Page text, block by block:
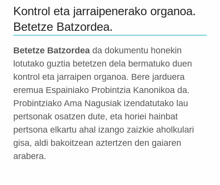
Kontrol eta jarraipenerako organoa.
Betetze Batzordea.
Betetze Batzordeada dokumentu honekin
lotutako guztia betetzen dela bermatuko duen
kontrol eta jarraipen organoa. Bere jarduera
eremua Espainiako Probintzia Kanonikoa da.
Probintziako Ama Nagusiak izendatutako lau
pertsonak osatzen dute, eta horiei hainbat
pertsona elkartu ahal izango zaizkie aholkulari
gisa, aldi bakoitzean aztertzen den gaiaren
arabera.